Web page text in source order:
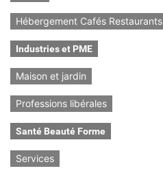
Hébergement Cafés Restaurants
Industries et PME
Maison et jardin
Professions libérales
Santé Beauté Forme
Services